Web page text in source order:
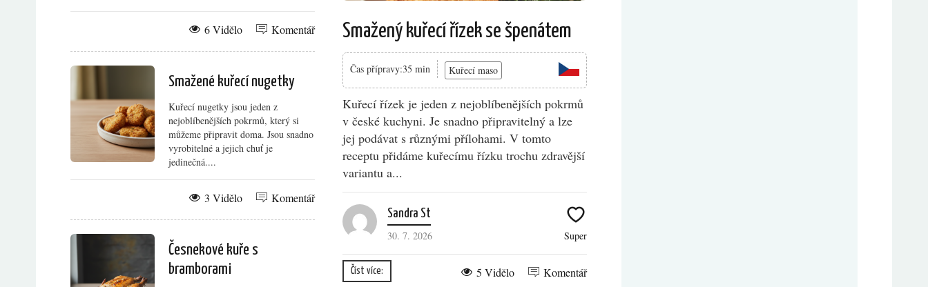
Komentář
6 Vidělo
Smažené kuřecí nugetky
Kuřecí nugetky jsou jeden z
nejoblíbenějších pokrmů, který si
můžeme připravit doma. Jsou snadno
vyrobitelné a jejich chuť je
jedinečná....
Komentář
3 Vidělo
Česnekové kuře s
bramborami
Smažený kuřecí řízek se špenátem
Čas přípravy:35 min Kuřecí maso
Kuřecí řízek je jeden z nejoblíbenějších pokrmů
v české kuchyni. Je snadno připravitelný a lze
jej podávat s různými přílohami. V tomto
receptu přidáme kuřecímu řízku trochu zdravější
variantu a...
Sandra St
30. 7. 2026
Super
Číst více: Komentář
5 Vidělo